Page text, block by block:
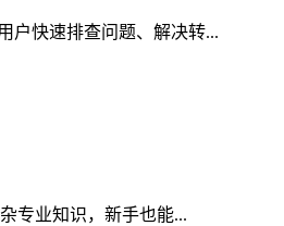
户快速排查问题、解决转...
专业知识，新手也能...